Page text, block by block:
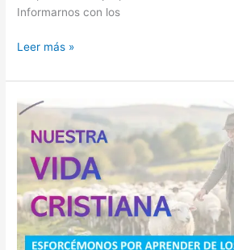
Informarnos con los
NUESTRA
CRISTIANA
SEMANA
DEL
19
AL
DE
ENERO
2026
Leer más »